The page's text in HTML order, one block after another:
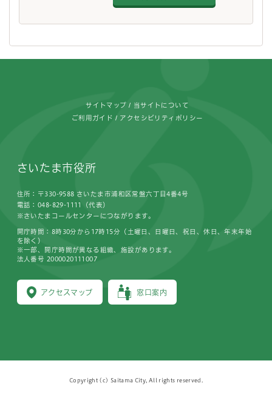
サイトマップ 当サイトについて
ご利用ガイド アクセシビリティポリシー
さいたま市役所
住所：〒330-9588 さいたま市浦和区常盤六丁目4番4号
電話：048-829-1111（代表）
※さいたまコールセンターにつながります。
アクセスマップ 窓口案内
開庁時間：8時30分から17時15分（土曜日、日曜日、祝日、休日、年末年始
を除く）
※一部、開庁時間が異なる組織、施設があります。
法人番号 2000020111007
Copyright (c) Saitama City, All rights reserved.